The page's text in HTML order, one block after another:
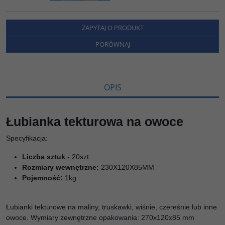
a
e
w
t
y
o
p
o
y
L
n
o
z
i
e
l
ZAPYTAJ O PRODUKT
PORÓWNAJ
OPIS
Łubianka tekturowa na owoce
Specyfikacja:
Liczba sztuk - 20szt
Rozmiary wewnętrzne: 230X120X85MM
Pojemność: 1kg
Łubianki tekturowe na maliny, truskawki, wiśnie, czereśnie lub inne
owoce. Wymiary zewnętrzne opakowania: 270x120x85 mm